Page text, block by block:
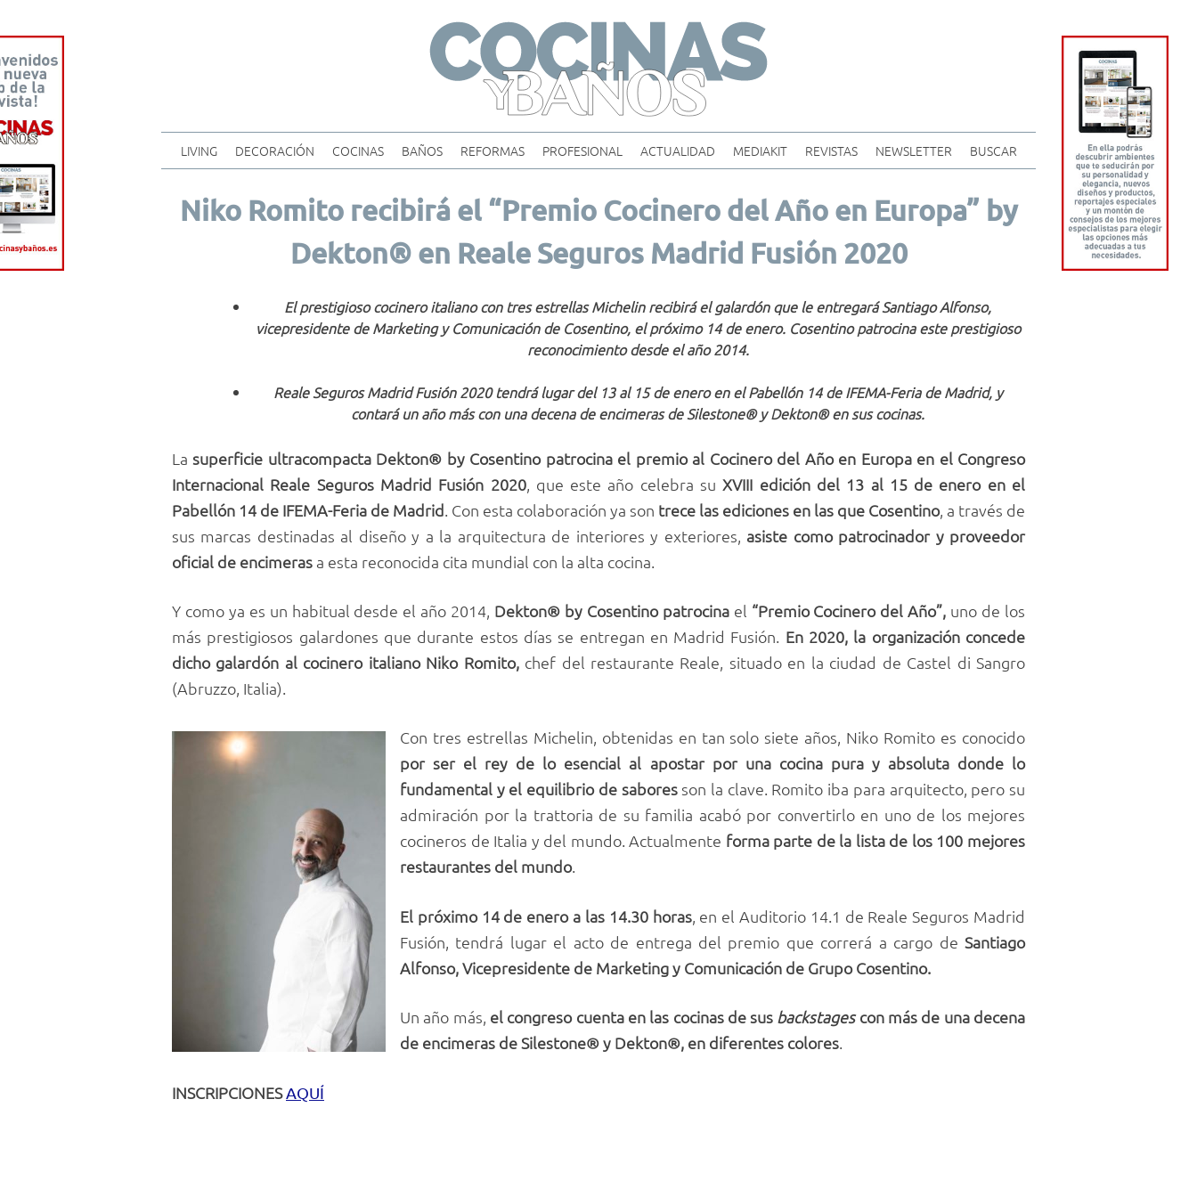
content
LIVING DECORACIÓN COCINAS BAÑOS REFORMAS PROFESIONAL ACTUALIDAD MEDIAKIT REVISTAS NEWSLETTER BUSCAR
Niko Romito recibirá el “Premio Cocinero del Año en Europa” by
Dekton® en Reale Seguros Madrid Fusión 2020
El prestigioso cocinero italiano con tres estrellas Michelin recibirá el galardón que le entregaráSantiago Alfonso,
vicepresidente de Marketing y Comunicación de Cosentino, el próximo 14 de enero. Cosentino patrocina este prestigioso
reconocimiento desde el año 2014.
Reale Seguros Madrid Fusión 2020 tendrá lugar del 13 al 15 de eneroen el Pabellón 14de IFEMA-Feria de Madrid, y
contará un año más con una decena de encimeras de Silestone® y Dekton® en sus cocinas.
La superficie ultracompacta Dekton® by Cosentino patrocina el premio al Cocinero del Año en Europa en el Congreso
Internacional Reale Seguros Madrid Fusión 2020, que este año celebra suXVIII edición del 13 al 15 de enero en el
Pabellón 14 de IFEMA-Feria de Madrid. Con esta colaboración ya son trece las ediciones en las que Cosentino, a través de
sus marcas destinadas al diseño y a la arquitectura de interiores y exteriores, asiste como patrocinador y proveedor
oficial de encimeras a esta reconocida cita mundial con la alta cocina.
Y como ya es un habitual desde el año 2014, Dekton® by Cosentino patrocinael “Premio Cocinero del Año”, uno de los
más prestigiosos galardones que durante estos días se entregan en Madrid Fusión. En 2020, la organización concede
dicho galardón al cocinero italiano Niko Romito, chef del restaurante Reale, situado en la ciudad de Castel di Sangro
(Abruzzo, Italia).
Con tres estrellas Michelin, obtenidas en tan solo siete años, Niko Romito es conocido
por ser el rey de lo esencial al apostar por una cocina pura y absoluta donde lo
fundamental y el equilibrio de saboresson la clave. Romito iba para arquitecto, pero su
admiración por la trattoria de su familia acabó por convertirlo en uno de los mejores
cocineros de Italia y del mundo. Actualmente forma parte de la lista de los 100 mejores
restaurantes del mundo.
El próximo 14 de enero a las 14.30 horas, en el Auditorio 14.1 de Reale Seguros Madrid
Fusión, tendrá lugar el acto de entrega del premio que correrá a cargo deSantiago
Alfonso, Vicepresidente de Marketing y Comunicación de Grupo Cosentino.
Un año más, el congreso cuenta en las cocinas de sus backstagescon más de una decena
de encimeras de Silestone® y Dekton®, en diferentes colores.
INSCRIPCIONESAQUÍ